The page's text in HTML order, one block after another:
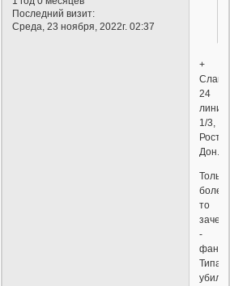
Последний визит:
Среда, 23 ноября, 2022г. 02:37
+
Слава,
24
линия
1/3,
Дон.
Только
то
-
Типа
убил